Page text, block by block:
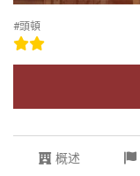
#頭頓
概述